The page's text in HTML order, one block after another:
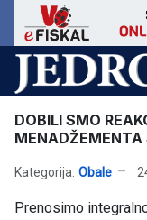
DOBILI SMO
Kategorija: Obale
Prenosimo